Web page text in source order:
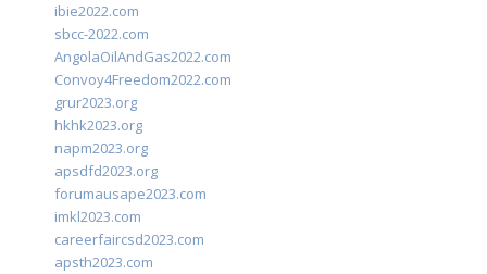
ibie2022.com
sbcc-2022.com
AngolaOilAndGas2022.com
Convoy4Freedom2022.com
grur2023.org
hkhk2023.org
napm2023.org
apsdfd2023.org
forumausape2023.com
imkl2023.com
careerfaircsd2023.com
apsth2023.com